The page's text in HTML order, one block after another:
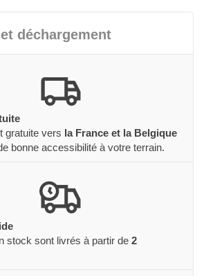
déchargement
gratuite vers la France et la Belgique
bonne accessibilité à votre terrain.
stock sont livrés à partir de 2